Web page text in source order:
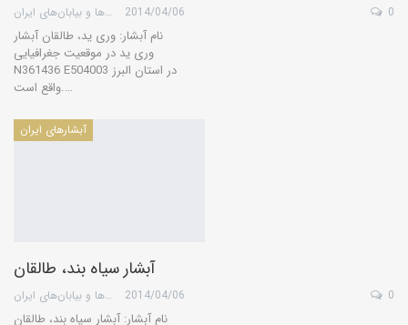
گروه کویرها و بیابان‌های ایران 2014/04/06 0
نام آبشار: وری ید، طالقان آبشار
وری ید در موقعیت جغرافیایی
N361436 E504003 در استان البرز
واقع است.…
آبشارهای ایران
آبشار سیاه بند، طالقان
گروه کویرها و بیابان‌های ایران 2014/04/06 0
نام آبشار: آبشار سیاه بند، طالقان